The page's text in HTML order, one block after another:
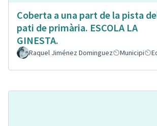
Coberta a una part de la pista
pati de primària. ESCOLA LA
GINESTA.
Raquel Jiménez Dominguez Municipi